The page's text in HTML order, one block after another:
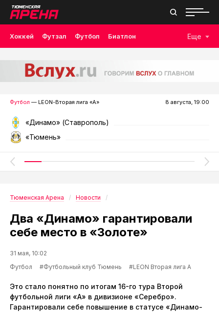
Хоккей Футзал Футбол Биатлон Еще
Футбол — LEON-Вторая лига «А» 8 августа, 19:00
«Динамо» (Ставрополь)
«Тюмень»
Тюменская Арена Новости
Два «Динамо» гарантировали
себе место в «Золоте»
31 мая, 10:02
Футбол
#Футбольный клуб Тюмень #LEON Вторая лига А
Это стало понятно по итогам 16-го тура Второй
футбольной лиги «А» в дивизионе «Серебро».
Гарантировали себе повышение в статусе «Динамо-